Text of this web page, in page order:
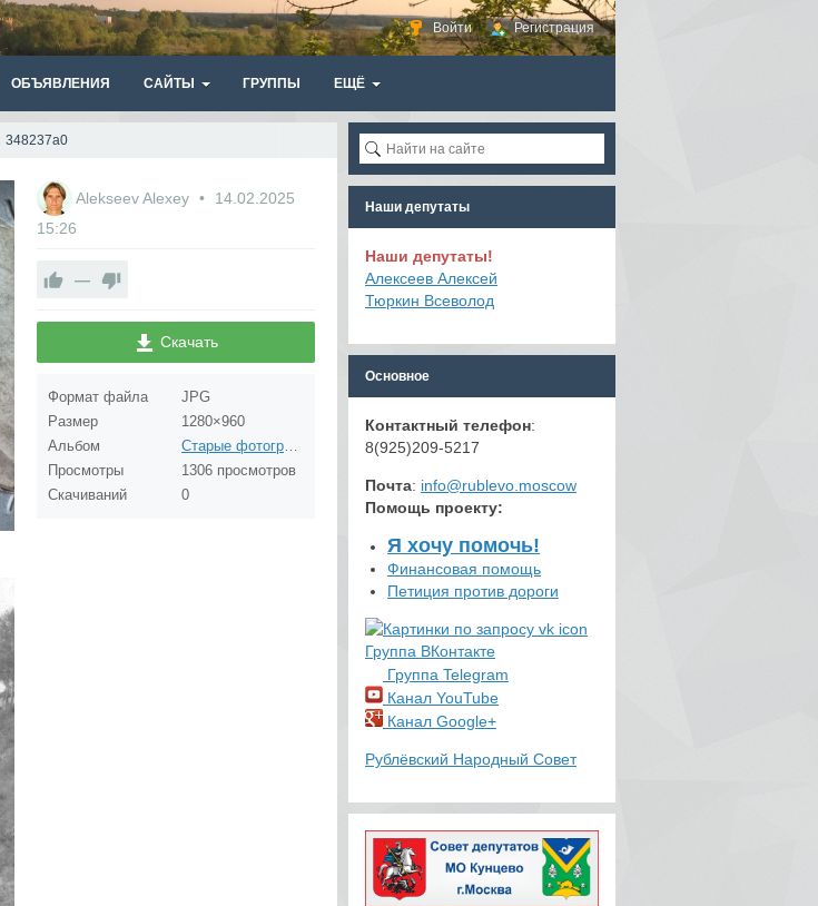
Войти Регистрация
ОБЪЯВЛЕНИЯ САЙТЫ ГРУППЫ ЕЩЁ
348237a0
Alekseev Alexey
14.02.2025
15:26
—
Скачать
Формат файла
JPG
Размер
1280×960
Альбом
Старые фотографии Рублёво (до 1980 года)
Просмотры
1306 просмотров
Скачиваний
0
Наши депутаты
Наши депутаты!
Алексеев Алексей
Тюркин Всеволод
Основное
Контактный телефон:
8(925)209-5217
Почта: info@rublevo.moscow
Помощь проекту:
Я хочу помочь!
Финансовая помощь
Петиция против дороги
Группа ВКонтакте
Группа Telegram
Канал YouTube
Канал Google+
Рублёвский Народный Совет